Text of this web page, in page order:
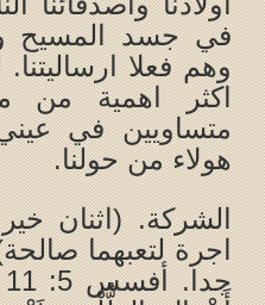
في جسد المسيح
وهم فعلا
اكثر اهمية من
متساويين في
هولاء من حولنا.
الشركة. (اثنان
اجرة لتعبهما